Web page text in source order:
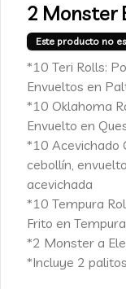
107.Avocado
queso crema,
$7.490$10.990
88 - White
Salmón, camarón
envuelto en queso
salsa acevichada.
2 Monster
Este producto no
*10 Teri Rolls:
Envueltos en
*10 Oklahoma
Envuelto en
*10 Acevichado
cebollín,
acevichada
*10 Tempura
Frito en
*2 Monster a
*Incluye 2